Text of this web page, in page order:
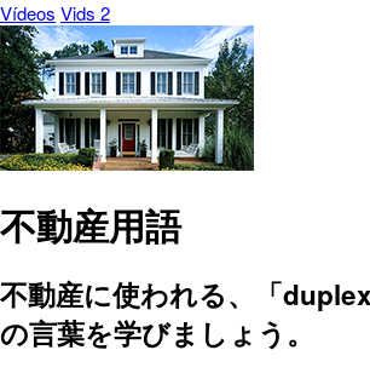
Vídeos Vids 2
不動産用語
不動産に使われる、「
の言葉を学びましょう。